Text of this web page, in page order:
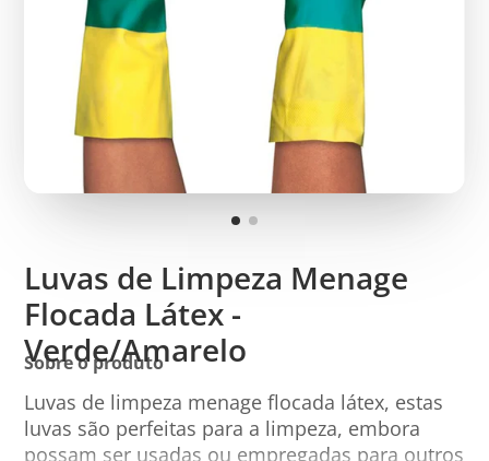
Luvas de Limpeza Menage
Flocada Látex -
Verde/Amarelo
Sobre o produto
Luvas de limpeza menage flocada látex, estas
luvas são perfeitas para a limpeza, embora
possam ser usadas ou empregadas para outros